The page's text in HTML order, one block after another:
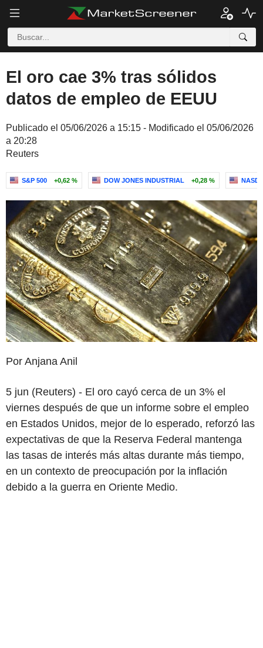
El oro cae 3% tras sólidos
datos de empleo de EEUU
Publicado el 05/06/2026 a 15:15 - Modificado el 05/06/2026
a 20:28
Reuters
S&P 500 +0,62 % DOW JONES INDUSTRIAL +0,28 %
Por Anjana Anil
5 jun (Reuters) - El oro cayó cerca de un 3% el
viernes después de que un informe sobre el empleo
en Estados Unidos, mejor de lo esperado, reforzó las
expectativas de que la Reserva Federal mantenga
las tasas de interés más altas durante más tiempo,
en un contexto de preocupación por la inflación
debido a la guerra en Oriente Medio.